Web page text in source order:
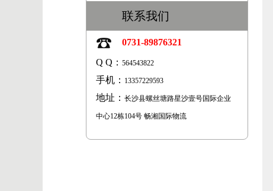
联系我们
0731-89876321
Q Q：564543822
手机： 13357229593
地址：长沙县螺丝塘路星沙壹号国际企业
中心12栋104号 畅湘国际物流